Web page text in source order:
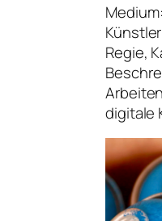
Regie,
digitale